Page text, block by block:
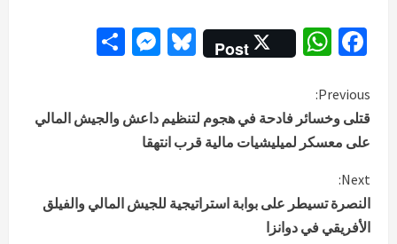
Facebook
WhatsApp
Post
Bluesky
C
o
n
t
Previous:
قتلى وخسائر فادحة في هجوم لتنظيم داعش والجيش المالي
على معسكر لميليشيات مالية قرب انتهقا
Next:
النصرة تسيطر على بوابة استراتيجية للجيش المالي والفيلق
الأفريقي في دوانزا